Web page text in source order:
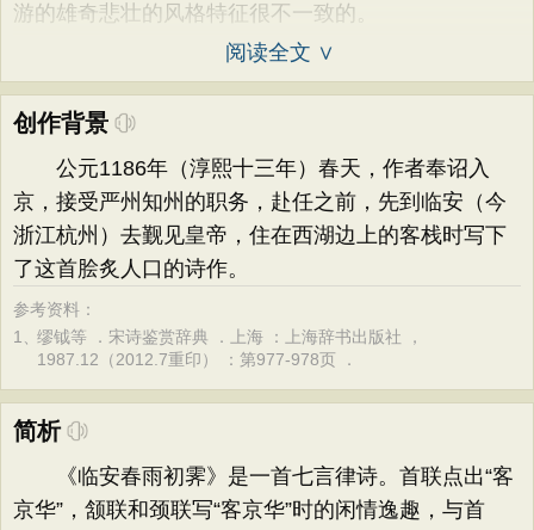
游的雄奇悲壮的风格特征很不一致的。
阅读全文 ∨
创作背景
公元1186年（淳熙十三年）春天，作者奉诏入
京，接受严州知州的职务，赴任之前，先到临安（今
浙江杭州）去觐见皇帝，住在西湖边上的客栈时写下
了这首脍炙人口的诗作。
参考资料：
1、缪钺等 ．宋诗鉴赏辞典 ．上海 ：上海辞书出版社 ，
1987.12（2012.7重印） ：第977-978页 ．
简析
《临安春雨初霁》是一首七言律诗。首联点出“客
京华”，颔联和颈联写“客京华”时的闲情逸趣，与首